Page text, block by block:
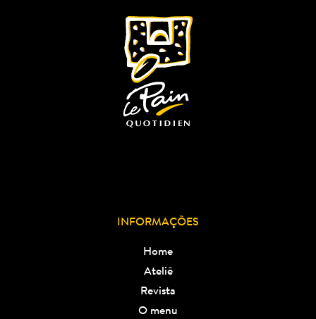
foram mousse de chocolate, pastéis de nata e
eclairs. Mal sabia ele que...
INFORMAÇÕES
Home
Ateliê
Revista
O menu